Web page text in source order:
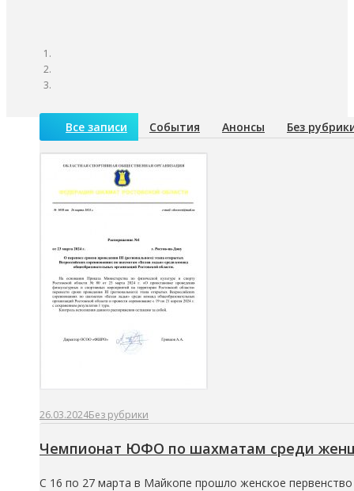
Все записи События Анонсы Без
26.03.2024Без рубрики
Чемпионат ЮФО по шахматам среди
С 16 по 27 марта в Майкопе прошло женское